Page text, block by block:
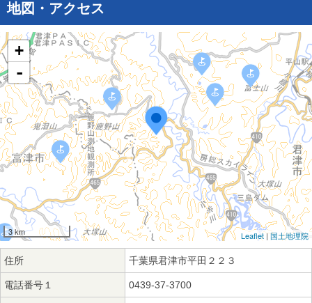
地図・アクセス
+
-
3 km Leaflet|国土地理院
住所 千葉県君津市平田２２３
電話番号１ 0439-37-3700